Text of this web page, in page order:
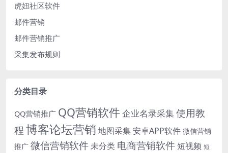
虎妞社区软件
邮件营销
邮件营销推广
采集发布规则
分类目录
QQ营销推广 QQ营销软件企业名录采集使用教
程博客论坛营销 地图采集安卓APP软件 微信营销
推广 微信营销软件未分类 电商营销软件短视频 短